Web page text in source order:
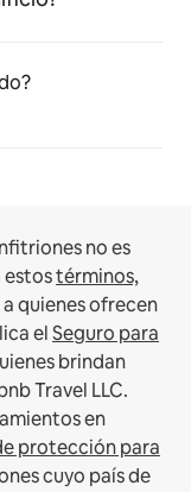
no es
estostérminos,
quienes ofrecen
elSeguro para
brindan
Travel LLC.
en
protección para
cuyo país de